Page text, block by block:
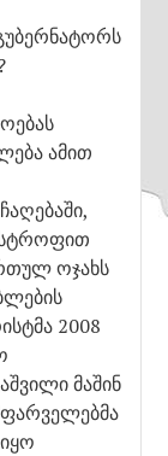
ამით
ოჯახს
2008
მაშინ